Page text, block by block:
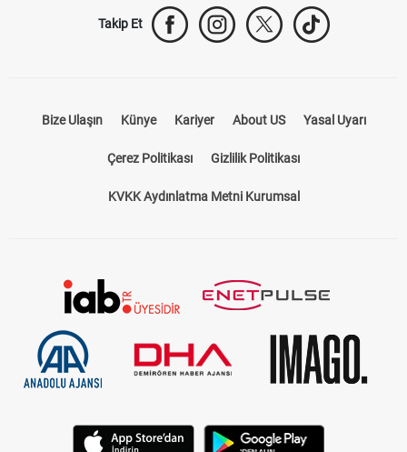
Takip Et
Bize Ulaşın Künye Kariyer About US Yasal Uyarı
Çerez Politikası Gizlilik Politikası
KVKK Aydınlatma Metni Kurumsal